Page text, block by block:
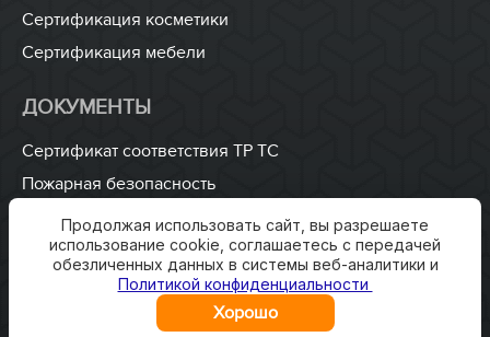
Сертификация косметики
Сертификация мебели
ДОКУМЕНТЫ
Сертификат соответствия ТР ТС
Пожарная безопасность
ISO 9001
Разработка технических условий
Разработка паспорта безопасности
Продолжая использовать сайт, вы разрешаете
использование cookie, соглашаетесь с передачей
обезличенных данных в системы веб-аналитики и
Политикой конфиденциальности
Хорошо